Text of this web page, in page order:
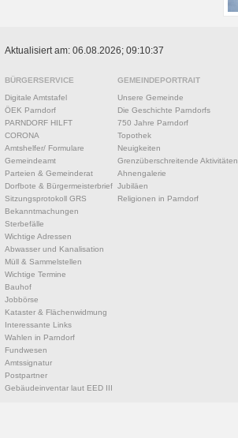
Aktualisiert am: 06.08.2026; 09:10:37
BÜRGERSERVICE
Digitale Amtstafel
ÖEK Parndorf
PARNDORF HILFT
CORONA
Amtshelfer/ Formulare
Gemeindeamt
Parteien & Gemeinderat
Dorfbote & Bürgermeisterbrief
Sitzungsprotokoll GRS
Bekanntmachungen
Sterbefälle
Wichtige Adressen
Abwasser und Kanalisation
Müll & Sammelstellen
Wichtige Termine
Bauhof
Jobbörse
Kataster & Flächenwidmung
Interessante Links
Wahlen in Parndorf
Fundwesen
Amtssignatur
Postpartner
Gebäudeinventar laut EED III
GEMEINDEPORTRAIT
Unsere Gemeinde
Die Geschichte Parndorfs
750 Jahre Parndorf
Topothek
Neuigkeiten
Grenzüberschreitende Aktivitäten
Ahnengalerie
Jubiläen
Religionen in Parndorf